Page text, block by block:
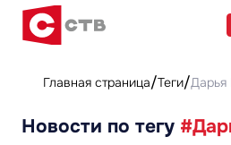
Главная страница Теги Дарья
Новости по тегу